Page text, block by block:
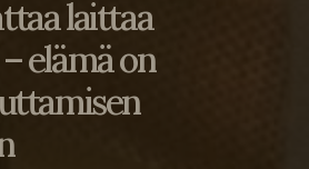
laittaa
elämä on